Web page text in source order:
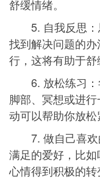
舒缓情绪。
5. 自我反思：
找到解决问题的
行，这将有助于舒
6. 放松练习：
脚部、冥想或进
动可以帮助你放松
7. 做自己喜欢
满足的爱好，比
心情得到积极的转